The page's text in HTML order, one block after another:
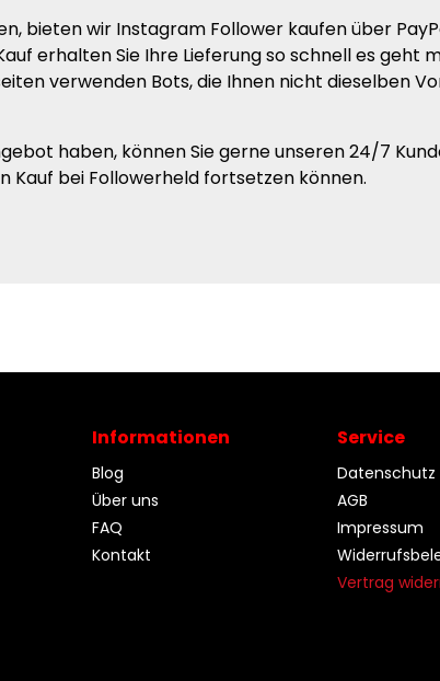
bieten wir Instagram Follower kaufen über
erhalten Sie Ihre Lieferung so schnell es
verwenden Bots, die Ihnen nicht dieselben
haben, können Sie gerne unseren 24/7
Kauf bei Followerheld fortsetzen können.
Informationen
Blog
Über uns
FAQ
Kontakt
Service
Datenschutz
AGB
Impressum
Vertrag